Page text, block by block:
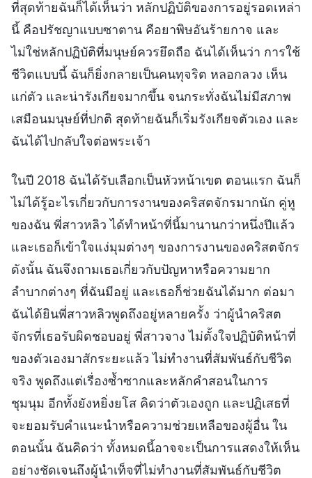
ที่สุดท้ายฉันก็ได้เห็นว่า หลักปฏิบัติของการอยู่รอดเหล่า
นี้ คือปรัชญาแบบซาตาน คือยาพิษอันร้ายกาจ และ
ไม่ใช่หลักปฏิบัติที่มนุษย์ควรยึดถือ ฉันได้เห็นว่า การใช้
ชีวิตแบบนี้ ฉันก็ยิ่งกลายเป็นคนทุจริต หลอกลวง เห็น
แก่ตัว และน่ารังเกียจมากขึ้น จนกระทั่งฉันไม่มีสภาพ
เสมือนมนุษย์ที่ปกติ สุดท้ายฉันก็เริ่มรังเกียจตัวเอง และ
ฉันได้ไปกลับใจต่อพระเจ้า
ในปี 2018 ฉันได้รับเลือกเป็นหัวหน้าเขต ตอนแรก ฉันก็
ไม่ได้รู้อะไรเกี่ยวกับการงานของคริสตจักรมากนัก คู่หู
ของฉัน พี่สาวหลิว ได้ทำหน้าที่นี้มานานกว่าหนึ่งปีแล้ว
และเธอก็เข้าใจแง่มุมต่างๆ ของการงานของคริสตจักร
ดังนั้น ฉันจึงถามเธอเกี่ยวกับปัญหาหรือความยาก
ลำบากต่างๆ ที่ฉันมีอยู่ และเธอก็ช่วยฉันได้มาก ต่อมา
ฉันได้ยินพี่สาวหลิวพูดถึงอยู่หลายครั้ง ว่าผู้นำคริสต
จักรที่เธอรับผิดชอบอยู่ พี่สาวจาง ไม่ตั้งใจปฏิบัติหน้าที่
ของตัวเองมาสักระยะแล้ว ไม่ทำงานที่สัมพันธ์กับชีวิต
จริง พูดถึงแต่เรื่องซ้ำซากและหลักคำสอนในการ
ชุมนุม อีกทั้งยังหยิ่งยโส คิดว่าตัวเองถูก และปฏิเสธที่
จะยอมรับคำแนะนำหรือความช่วยเหลือของผู้อื่น ใน
ตอนนั้น ฉันคิดว่า ทั้งหมดนี้อาจจะเป็นการแสดงให้เห็น
อย่างชัดเจนถึงผู้นำเท็จที่ไม่ทำงานที่สัมพันธ์กับชีวิต